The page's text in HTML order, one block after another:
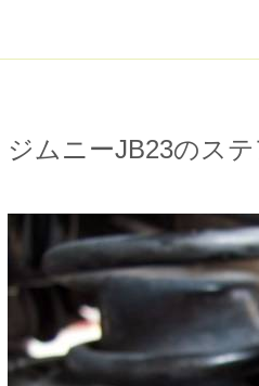
ジムニーJB23のス